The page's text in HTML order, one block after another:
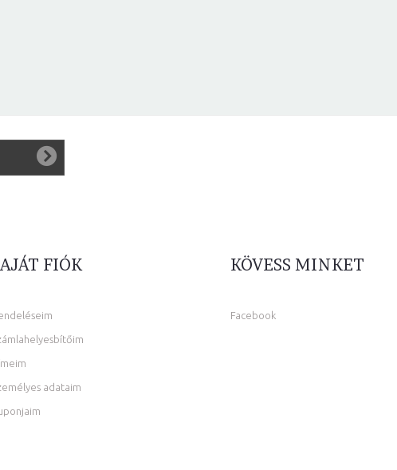
FIÓK
adataim
KÖVESS MINKET
Facebook